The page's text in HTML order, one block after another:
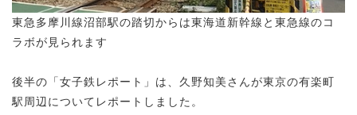
東急多摩川線沼部駅の踏切からは東海道新幹線と東急線のコ
ラボが見られます
後半の「女子鉄レポート」は、久野知美さんが東京の有楽町
駅周辺についてレポートしました。